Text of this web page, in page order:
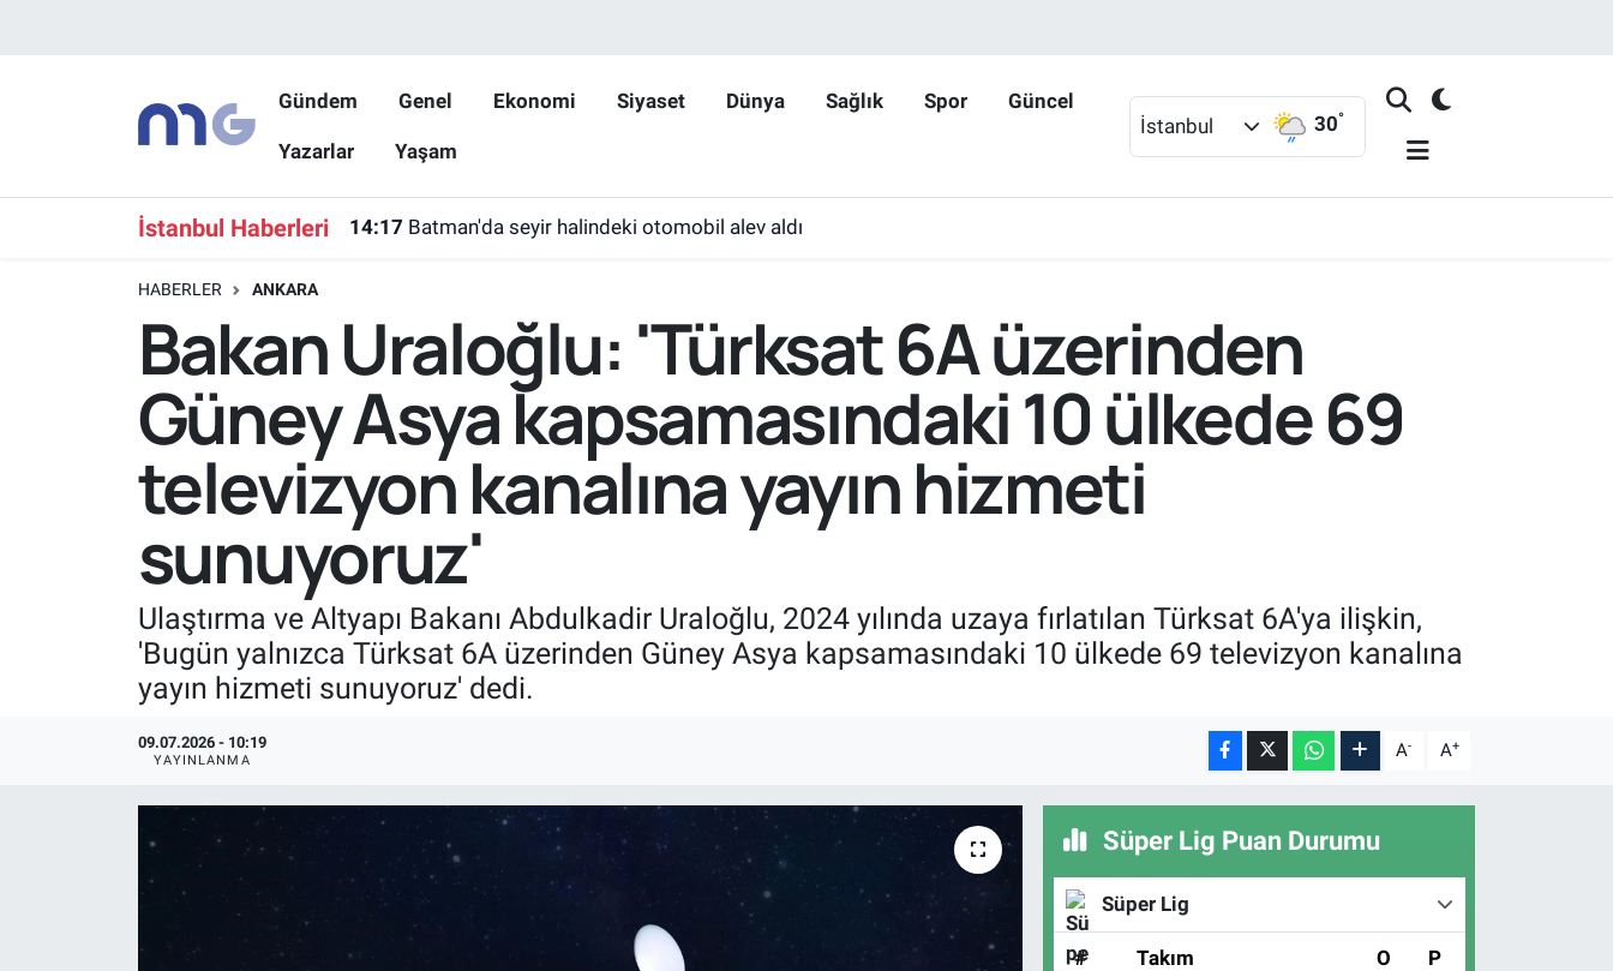
Gündem Genel Ekonomi Siyaset Dünya Sağlık Spor Güncel
Yazarlar Yaşam
İstanbul 30°
İstanbul Haberleri 14:17 Batman'da seyir halindeki otomobil alev aldı
HABERLER ANKARA
Bakan Uraloğlu: 'Türksat 6A üzerinden
Güney Asya kapsamasındaki 10 ülkede 69
televizyon kanalına yayın hizmeti
sunuyoruz'
Ulaştırma ve Altyapı Bakanı Abdulkadir Uraloğlu, 2024 yılında uzaya fırlatılan Türksat 6A'ya ilişkin,
'Bugün yalnızca Türksat 6A üzerinden Güney Asya kapsamasındaki 10 ülkede 69 televizyon kanalına
yayın hizmeti sunuyoruz' dedi.
09.07.2026 - 10:19
YAYINLANMA A- A+
Süper Lig Puan Durumu
Süper Lig
# Takım O P
Hava Durumu
İstanbul Namaz Vakitleri
Süper Lig Puan Durumu ve Fikstür
Tüm Manşetler
Son Dakika Haberleri
Haber Arşivi